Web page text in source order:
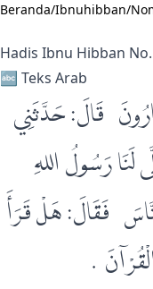
Beranda/Ibnuhibban/
Hadis Ibnu Hibban
🔤 Teks Arab
بْنُ هَارُونَ، قَالَ‏:‏ حَدَّثَنِي
رَسُولُ اللهِ
فَقَالَ‏:‏ هَلْ قَرَأَ